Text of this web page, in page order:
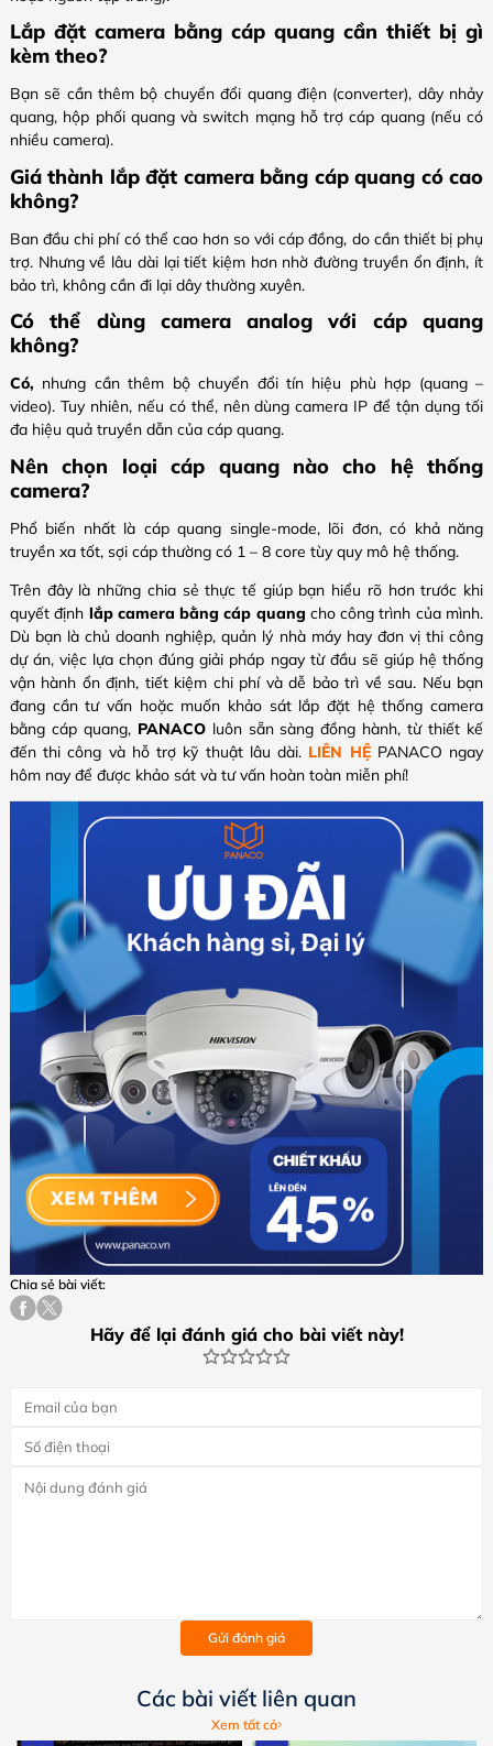
Lắp đặt camera bằng cáp quang cần thiết bị gì
kèm theo?
Bạn sẽ cần thêm bộ chuyển đổi quang điện (converter), dây nhảy
quang, hộp phối quang và switch mạng hỗ trợ cáp quang (nếu có
nhiều camera).
Giá thành lắp đặt camera bằng cáp quang có cao
không?
Ban đầu chi phí có thể cao hơn so với cáp đồng, do cần thiết bị phụ
trợ. Nhưng về lâu dài lại tiết kiệm hơn nhờ đường truyền ổn định, ít
bảo trì, không cần đi lại dây thường xuyên.
Có thể dùng camera analog với cáp quang
không?
Có, nhưng cần thêm bộ chuyển đổi tín hiệu phù hợp (quang –
video). Tuy nhiên, nếu có thể, nên dùng camera IP để tận dụng tối
đa hiệu quả truyền dẫn của cáp quang.
Nên chọn loại cáp quang nào cho hệ thống
camera?
Phổ biến nhất là cáp quang single-mode, lõi đơn, có khả năng
truyền xa tốt, sợi cáp thường có 1 – 8 core tùy quy mô hệ thống.
Trên đây là những chia sẻ thực tế giúp bạn hiểu rõ hơn trước khi
quyết định lắp camera bằng cáp quang cho công trình của mình.
Dù bạn là chủ doanh nghiệp, quản lý nhà máy hay đơn vị thi công
dự án, việc lựa chọn đúng giải pháp ngay từ đầu sẽ giúp hệ thống
vận hành ổn định, tiết kiệm chi phí và dễ bảo trì về sau. Nếu bạn
đang cần tư vấn hoặc muốn khảo sát lắp đặt hệ thống camera
bằng cáp quang, PANACOluôn sẵn sàng đồng hành, từ thiết kế
đến thi công và hỗ trợ kỹ thuật lâu dài. LIÊN HỆPANACO ngay
hôm nay để được khảo sát và tư vấn hoàn toàn miễn phí!
Chia sẻ bài viết:
Hãy để lại đánh giá cho bài viết này!
Gửi đánh giá
Các bài viết liên quan
Xem tất cả